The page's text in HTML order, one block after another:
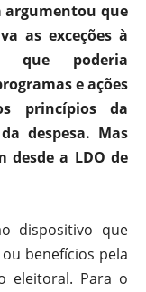
argumentou que
as exceções à
que poderia
e ações
princípios da
despesa. Mas
desde a LDO de
dispositivo que
benefícios pela
eleitoral. Para o